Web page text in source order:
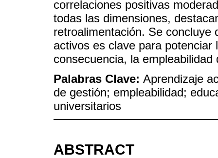
correlaciones positivas
todas las dimensiones,
retroalimentación. Se concluye
activos es clave para potenciar
consecuencia, la
Palabras Clave: Aprendizaje
de gestión; empleabilidad;
universitarios
ABSTRACT